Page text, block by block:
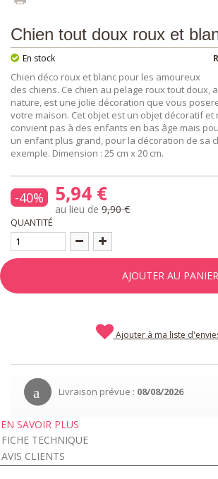
Chien tout doux roux et
En stock
Chien déco roux et blanc pour les amoureux
des chiens. Ce chien au pelage roux tout doux,
nature, est une jolie décoration que vous
votre maison. Cet objet est un objet décoratif et
convient pas à des enfants en bas âge mais
un enfant plus grand, pour la décoration de sa
exemple. Dimension : 25 cm x 20 cm.
-40% 5,94 €
au lieu de 9,90 €
QUANTITÉ
AJOUTER AU PANIER
Ajouter à ma liste
Livraison prévue : 08/08/2026
EN SAVOIR PLUS
FICHE TECHNIQUE
AVIS CLIENTS